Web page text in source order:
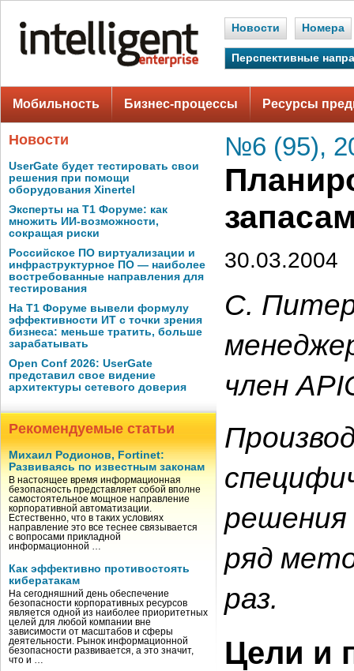
Новости Номера
Перспективные
Мобильность Бизнес-процессы Ресурсы
Новости
UserGate будет тестировать свои
решения при помощи
оборудования Xinertel
Эксперты на Т1 Форуме: как
множить ИИ-возможности,
сокращая риски
Российское ПО виртуализации и
инфраструктурное ПО — наиболее
востребованные направления для
тестирования
На Т1 Форуме вывели формулу
эффективности ИТ с точки зрения
бизнеса: меньше тратить, больше
зарабатывать
Open Conf 2026: UserGate
представил свое видение
архитектуры сетевого доверия
Рекомендуемые статьи
Михаил Родионов, Fortinet:
Развиваясь по известным законам
В настоящее время информационная
безопасность представляет собой вполне
самостоятельное мощное направление
корпоративной автоматизации.
Естественно, что в таких условиях
направление это все теснее связывается
с вопросами прикладной
информационной …
Как эффективно противостоять
кибератакам
На сегодняшний день обеспечение
безопасности корпоративных ресурсов
является одной из наиболее приоритетных
целей для любой компании вне
зависимости от масштабов и сферы
деятельности. Рынок информационной
безопасности развивается, а это значит,
что и …
№6 (95),
30.03.2004
С.
член
решения
ряд
раз.
Цели и